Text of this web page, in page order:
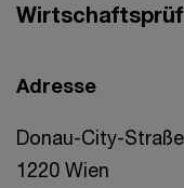
Adresse
Donau-City-
1220 Wien